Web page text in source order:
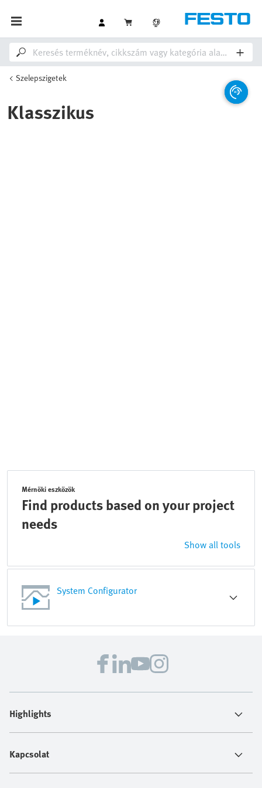
Szelepszigetek
Klasszikus
Mérnöki eszközök
Find products based on your project
needs
Show all tools
System Configurator
Highlights
Kapcsolat